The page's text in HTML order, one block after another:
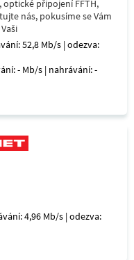
optické připojení FFTH,
nás, pokusíme se Vám
52,8 Mb/s | odezva:
- Mb/s | nahrávání: -
4,96 Mb/s | odezva: